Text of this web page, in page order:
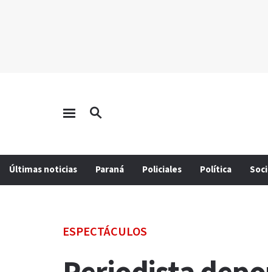
Últimas noticias Paraná Policiales Política
ESPECTÁCULOS